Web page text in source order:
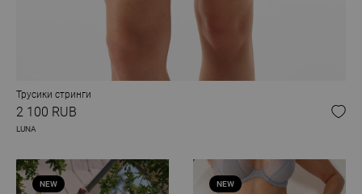
Трусики стринги
2 100 RUB
LUNA
NEW NEW